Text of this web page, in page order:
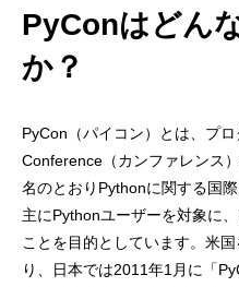
PyConはどん
か？
PyCon（パイコン）とは、プ
Conference（カンファレンス
名のとおりPythonに関する国際
主にPythonユーザーを対象に
ことを目的としています。米
り、日本では2011年1月に「